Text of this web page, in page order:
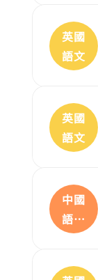
英國
語文
英國
語文
中國
語文
(